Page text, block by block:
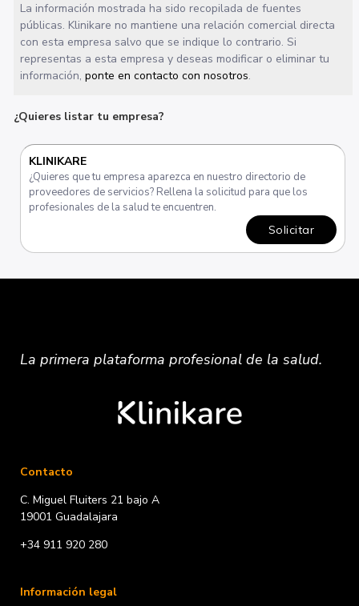
La información mostrada ha sido recopilada de fuentes
públicas. Klinikare no mantiene una relación comercial directa
con esta empresa salvo que se indique lo contrario. Si
representas a esta empresa y deseas modificar o eliminar tu
información,ponte en contacto con nosotros.
¿Quieres listar tu empresa?
KLINIKARE
¿Quieres que tu empresa aparezca en nuestro directorio de
proveedores de servicios? Rellena la solicitud para que los
profesionales de la salud te encuentren.
Solicitar
La primera plataformaprofesionalde la salud.
Contacto
C. Miguel Fluiters 21 bajo A
19001 Guadalajara
+34 911 920 280
Información legal